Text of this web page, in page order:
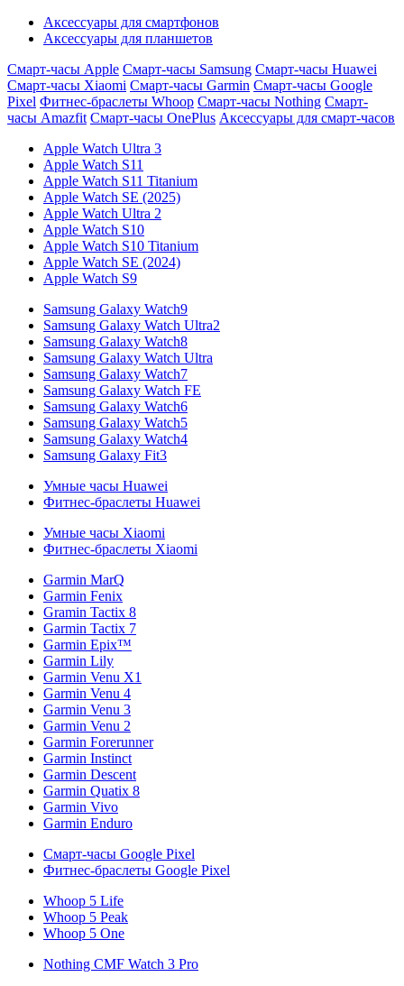
Аксессуары для смартфонов
Аксессуары для планшетов
Смарт-часы Apple Смарт-часы Samsung Смарт-часы Huawei
Смарт-часы Xiaomi Смарт-часы Garmin Смарт-часы Google
Pixel Фитнес-браслеты Whoop Смарт-часы Nothing Смарт-
часы Amazfit Смарт-часы OnePlus Аксессуары для смарт-часов
Apple Watch Ultra 3
Apple Watch S11
Apple Watch S11 Titanium
Apple Watch SE (2025)
Apple Watch Ultra 2
Apple Watch S10
Apple Watch S10 Titanium
Apple Watch SE (2024)
Apple Watch S9
Samsung Galaxy Watch9
Samsung Galaxy Watch Ultra2
Samsung Galaxy Watch8
Samsung Galaxy Watch Ultra
Samsung Galaxy Watch7
Samsung Galaxy Watch FE
Samsung Galaxy Watch6
Samsung Galaxy Watch5
Samsung Galaxy Watch4
Samsung Galaxy Fit3
Умные часы Huawei
Фитнес-браслеты Huawei
Умные часы Xiaomi
Фитнес-браслеты Xiaomi
Garmin MarQ
Garmin Fenix
Gramin Tactix 8
Garmin Tactix 7
Garmin Epix™
Garmin Lily
Garmin Venu X1
Garmin Venu 4
Garmin Venu 3
Garmin Venu 2
Garmin Forerunner
Garmin Instinct
Garmin Descent
Garmin Quatix 8
Garmin Vivo
Garmin Enduro
Смарт-часы Google Pixel
Фитнес-браслеты Google Pixel
Whoop 5 Life
Whoop 5 Peak
Whoop 5 One
Nothing CMF Watch 3 Pro